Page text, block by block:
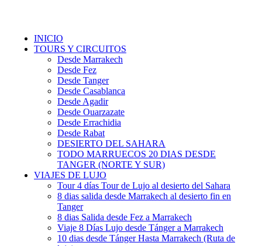
INICIO
TOURS Y CIRCUITOS
Desde Marrakech
Desde Fez
Desde Tanger
Desde Casablanca
Desde Agadir
Desde Ouarzazate
Desde Errachidia
Desde Rabat
DESIERTO DEL SAHARA
TODO MARRUECOS 20 DIAS DESDE
TANGER (NORTE Y SUR)
VIAJES DE LUJO
Tour 4 días Tour de Lujo al desierto del Sahara
8 dias salida desde Marrakech al desierto fin en
Tanger
8 dias Salida desde Fez a Marrakech
Viaje 8 Días Lujo desde Tánger a Marrakech
10 dias desde Tánger Hasta Marrakech (Ruta de